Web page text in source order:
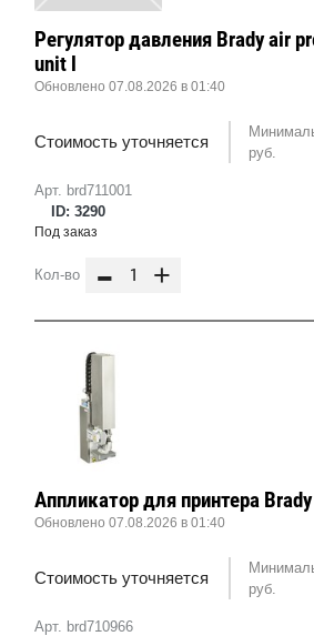
Арт. brd711001
ID: 3290
Регулятор давления Brady air
unit l
Обновлено 07.08.2026 в 01:40
Стоимость уточняется
руб.
Под заказ
Кол-во - +
Арт. brd710966
Аппликатор для принтера
Обновлено 07.08.2026 в 01:40
Стоимость уточняется
руб.